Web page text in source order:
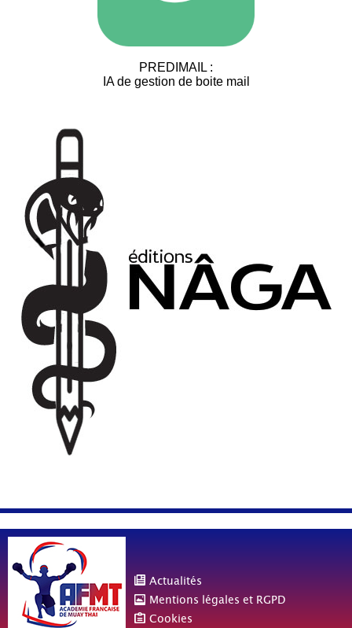
PREDIMAIL :
IA de gestion de boite mail
Actualités
Mentions légales et RGPD
Cookies